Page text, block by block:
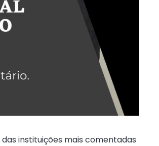
instituições mais comentadas